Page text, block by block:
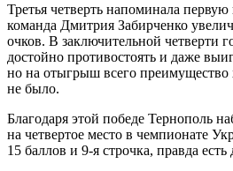
Третья четверть напоминала первую
команда Дмитрия Забирченко
очков. В заключительной четверти
достойно противостоять и даже
но на отыгрыш всего преимущество
не было.
Благодаря этой победе Тернополь
на четвертое место в чемпионате
15 баллов и 9-я строчка, правда есть